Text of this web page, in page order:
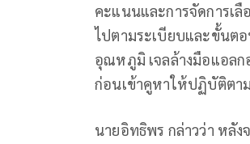
คะแนนและการจัดการเ
ไปตามระเบียบและขั้นต
อุณหภูมิ เจลล้างมือแอล
ก่อนเข้าคูหาให้ปฏิบัติตา
นายอิทธิพร​ กล่าวว่า​ หลั